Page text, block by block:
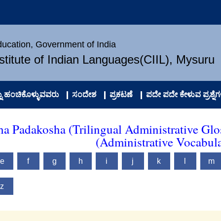
Government of India
of Indian Languages(CIIL), Mysuru
ಸಂದೇಶ ಪ್ರಕಟಣೆ ಪದೇ ಪದೇ ಕೇಳುವ
Padakosha (Trilingual Administrative
(Administrative
e f g h i j k m
z